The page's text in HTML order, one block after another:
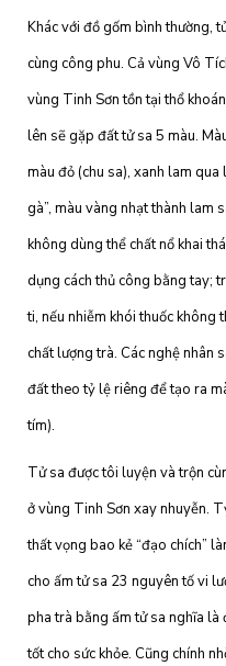
Khác với đồ gốm bình thường,
cùng công phu. Cả vùng Vô
vùng Tinh Sơn tồn tại thổ
lên sẽ gặp đất tử sa 5 màu.
màu đỏ (chu sa), xanh lam qua
gà”, màu vàng nhạt thành lam
không dùng thể chất nổ khai
dụng cách thủ công bằng tay;
ti, nếu nhiễm khói thuốc không
chất lượng trà. Các nghệ nhân
đất theo tỷ lệ riêng để tạo ra
tím).
Tử sa được tôi luyện và trộn
ở vùng Tinh Sơn xay nhuyễn.
thất vọng bao kẻ “đạo chích”
cho ấm tử sa 23 nguyên tố vi
pha trà bằng ấm tử sa nghĩa
tốt cho sức khỏe. Cũng chính